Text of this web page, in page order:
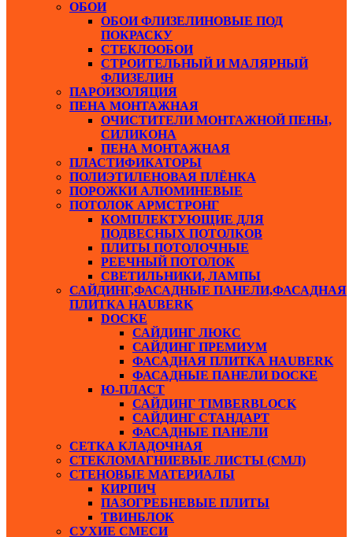
ОБОИ
ОБОИ ФЛИЗЕЛИНОВЫЕ ПОД
ПОКРАСКУ
СТЕКЛООБОИ
СТРОИТЕЛЬНЫЙ И МАЛЯРНЫЙ
ФЛИЗЕЛИН
ПАРОИЗОЛЯЦИЯ
ПЕНА МОНТАЖНАЯ
ОЧИСТИТЕЛИ МОНТАЖНОЙ ПЕНЫ,
СИЛИКОНА
ПЕНА МОНТАЖНАЯ
ПЛАСТИФИКАТОРЫ
ПОЛИЭТИЛЕНОВАЯ ПЛЁНКА
ПОРОЖКИ АЛЮМИНЕВЫЕ
ПОТОЛОК АРМСТРОНГ
КОМПЛЕКТУЮЩИЕ ДЛЯ
ПОДВЕСНЫХ ПОТОЛКОВ
ПЛИТЫ ПОТОЛОЧНЫЕ
РЕЕЧНЫЙ ПОТОЛОК
СВЕТИЛЬНИКИ, ЛАМПЫ
САЙДИНГ,ФАСАДНЫЕ ПАНЕЛИ,ФАСАДНАЯ
ПЛИТКА HAUBERK
DOCKE
САЙДИНГ ЛЮКС
САЙДИНГ ПРЕМИУМ
ФАСАДНАЯ ПЛИТКА HAUBERK
ФАСАДНЫЕ ПАНЕЛИ DOCKE
Ю-ПЛАСТ
САЙДИНГ TIMBERBLOCK
САЙДИНГ СТАНДАРТ
ФАСАДНЫЕ ПАНЕЛИ
СЕТКА КЛАДОЧНАЯ
СТЕКЛОМАГНИЕВЫЕ ЛИСТЫ (СМЛ)
СТЕНОВЫЕ МАТЕРИАЛЫ
КИРПИЧ
ПАЗОГРЕБНЕВЫЕ ПЛИТЫ
ТВИНБЛОК
СУХИЕ СМЕСИ